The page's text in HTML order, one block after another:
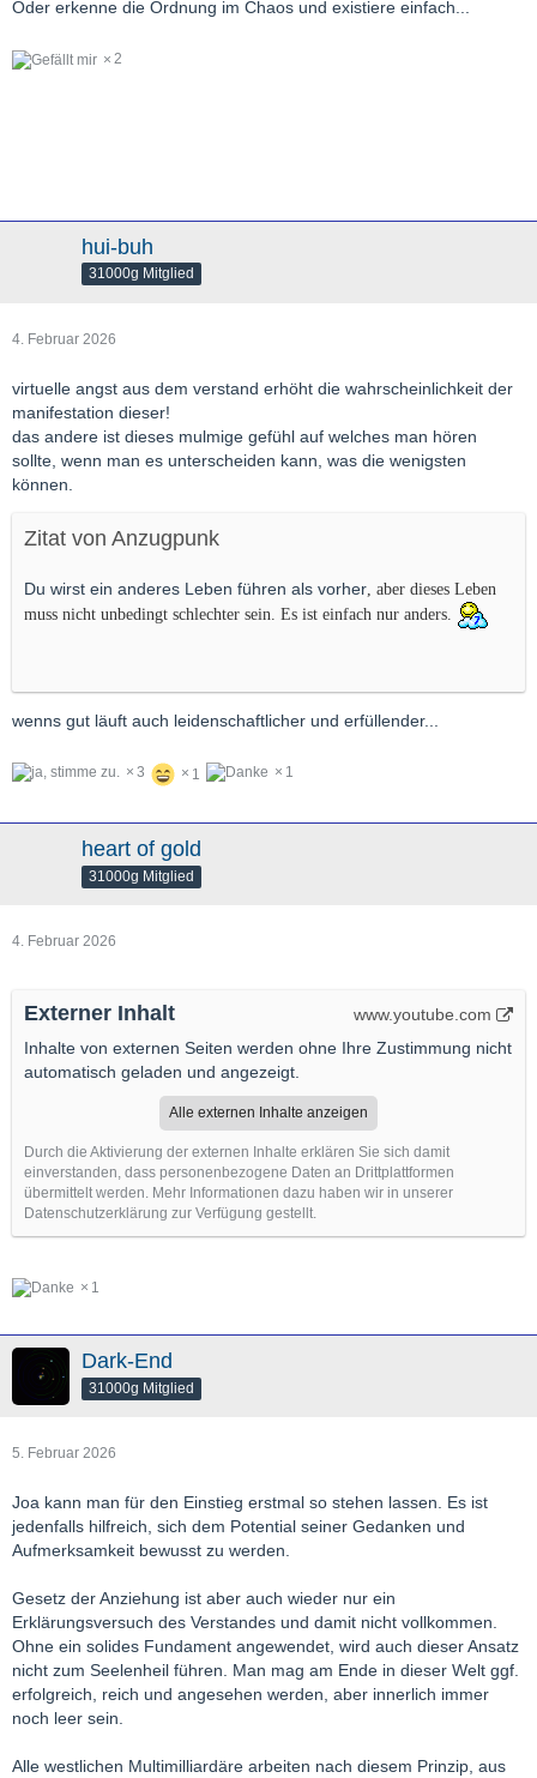
Oder erkenne die Ordnung im Chaos und existiere einfach...
2
hui-buh
31000g Mitglied
4. Februar 2026
virtuelle angst aus dem verstand erhöht die wahrscheinlichkeit der
manifestation dieser!
das andere ist dieses mulmige gefühl auf welches man hören
sollte, wenn man es unterscheiden kann, was die wenigsten
können.
Zitat von Anzugpunk
Du wirst ein anderes Leben führen als vorher , aber dieses Leben
muss nicht unbedingt schlechter sein. Es ist einfach nur anders.
wenns gut läuft auch leidenschaftlicher und erfüllender...
3 1 1
heart of gold
31000g Mitglied
4. Februar 2026
Externer Inhalt
www.youtube.com
Inhalte von externen Seiten werden ohne Ihre Zustimmung nicht
automatisch geladen und angezeigt.
Alle externen Inhalte anzeigen
Durch die Aktivierung der externen Inhalte erklären Sie sich damit
einverstanden, dass personenbezogene Daten an Drittplattformen
übermittelt werden. Mehr Informationen dazu haben wir in unserer
Datenschutzerklärung zur Verfügung gestellt.
1
Dark-End
31000g Mitglied
5. Februar 2026
Joa kann man für den Einstieg erstmal so stehen lassen. Es ist
jedenfalls hilfreich, sich dem Potential seiner Gedanken und
Aufmerksamkeit bewusst zu werden.
Gesetz der Anziehung ist aber auch wieder nur ein
Erklärungsversuch des Verstandes und damit nicht vollkommen.
Ohne ein solides Fundament angewendet, wird auch dieser Ansatz
nicht zum Seelenheil führen. Man mag am Ende in dieser Welt ggf.
erfolgreich, reich und angesehen werden, aber innerlich immer
noch leer sein.
Alle westlichen Multimilliardäre arbeiten nach diesem Prinzip, aus